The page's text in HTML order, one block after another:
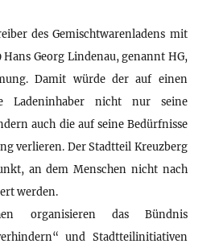
des Gemischtwarenladens mit
Georg Lindenau, genannt HG,
Damit würde der auf einen
Ladeninhaber nicht nur seine
auch die auf seine Bedürfnisse
verlieren. Der Stadtteil Kreuzberg
an dem Menschen nicht nach
werden.
organisieren das Bündnis
und Stadtteilinitiativen